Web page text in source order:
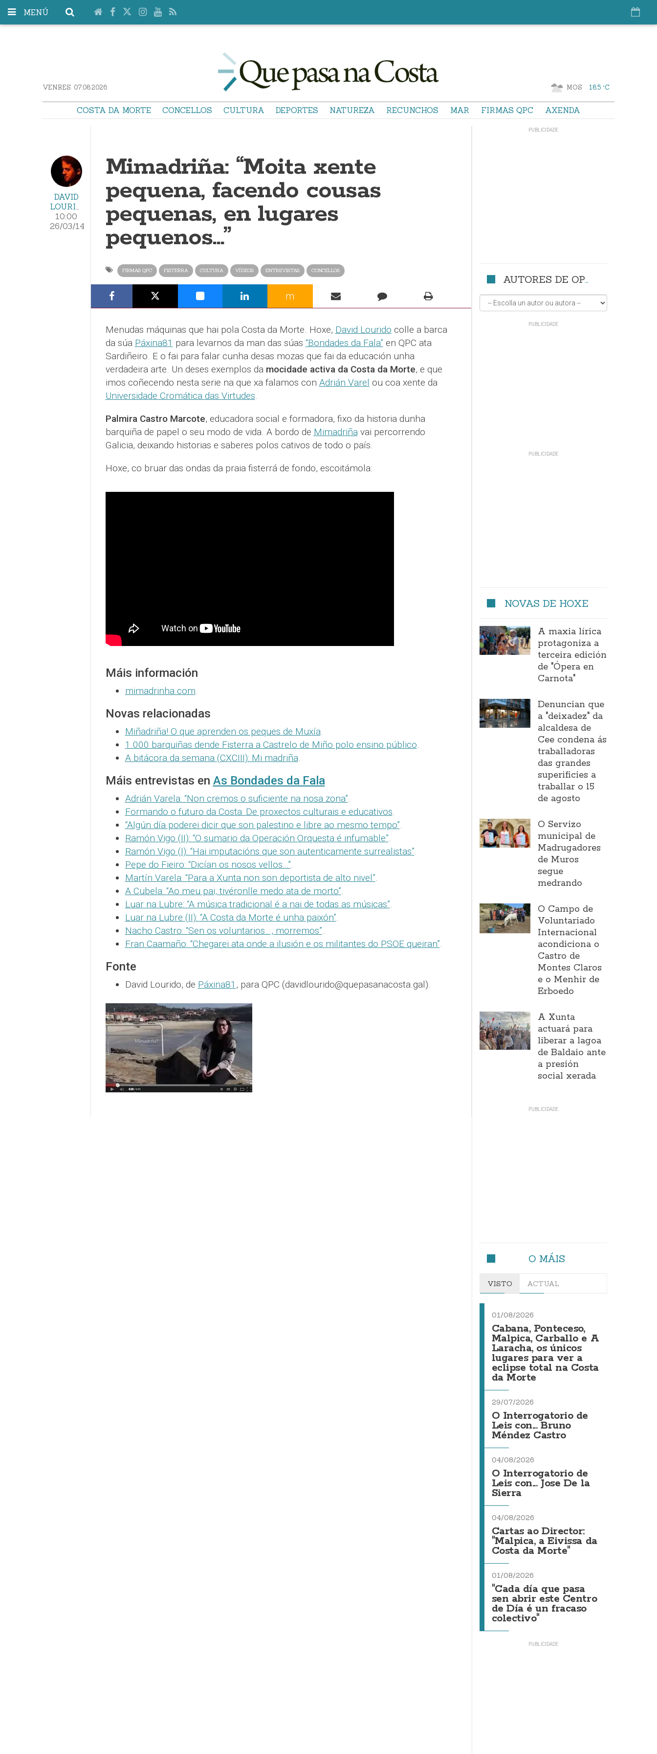
MENÚ
VENRES. 07.08.2026 MOS 18.5 °C
COSTA DA MORTE CONCELLOS CULTURA DEPORTES NATUREZA RECUNCHOS MAR FIRMAS QPC AXENDA
DAVID
LOURIDO
10:00
26/03/14
Mimadriña: “Moita xente
pequena, facendo cousas
pequenas, en lugares
pequenos…”
FIRMAS QPC FISTERRA CULTURA VÍDEOS ENTREVISTAS CONCELLOS
m
Menudas máquinas que hai pola Costa da Morte. Hoxe, David Lourido colle a barca
da súa Páxina81 para levarnos da man das súas “Bondades da Fala” en QPC ata
Sardiñeiro. E o fai para falar cunha desas mozas que fai da educación unha
verdadeira arte. Un deses exemplos da mocidade activa da Costa da Morte, e que
imos coñecendo nesta serie na que xa falamos con Adrián Varel ou coa xente da
Universidade Cromática das Virtudes.
Palmira Castro Marcote, educadora social e formadora, fixo da historia dunha
barquiña de papel o seu modo de vida. A bordo de Mimadriñavai percorrendo
Galicia, deixando historias e saberes polos cativos de todo o país.
Hoxe, co bruar das ondas da praia fisterrá de fondo, escoitámola:
Máis información
mimadrinha.com.
Novas relacionadas
Miñadriña! O que aprenden os peques de Muxía.
1.000 barquiñas dende Fisterra a Castrelo de Miño polo ensino público.
A bitácora da semana (CXCIII): Mi madriña.
Máis entrevistas en As Bondades da Fala
Adrián Varela: “Non cremos o suficiente na nosa zona”.
Formando o futuro da Costa: De proxectos culturais e educativos.
“Algún día poderei dicir que son palestino e libre ao mesmo tempo”.
Ramón Vigo (II): “O sumario da Operación Orquesta é infumable”.
Ramón Vigo (I): “Hai imputacións que son autenticamente surrealistas”.
Pepe do Fieiro: “Dicían os nosos vellos…”.
Martín Varela: “Para a Xunta non son deportista de alto nivel”.
A Cubela: “Ao meu pai, tivéronlle medo ata de morto”.
Luar na Lubre: “A música tradicional é a nai de todas as músicas”.
Luar na Lubre (II): “A Costa da Morte é unha paixón”.
Nacho Castro: “Sen os voluntarios…, morremos”.
Fran Caamaño: “Chegarei ata onde a ilusión e os militantes do PSOE queiran”.
Fonte
David Lourido, de Páxina81 , para QPC (davidlourido@quepasanacosta.gal).
AUTORES DE OPINIÓN
NOVAS DE HOXE
A maxia lírica
protagoniza a
terceira edición
de "Ópera en
Carnota"
Denuncian que
a "deixadez" da
alcaldesa de
Cee condena ás
traballadoras
das grandes
superificies a
traballar o 15
de agosto
O Servizo
municipal de
Madrugadores
de Muros
segue
medrando
O Campo de
Voluntariado
Internacional
acondiciona o
Castro de
Montes Claros
e o Menhir de
Erboedo
A Xunta
actuará para
liberar a lagoa
de Baldaio ante
a presión
social xerada
O MÁIS
VISTO ACTUAL
01/08/2026
Cabana, Ponteceso,
Malpica, Carballo e A
Laracha, os únicos
lugares para ver a
eclipse total na Costa
da Morte
29/07/2026
O Interrogatorio de
Leis con... Bruno
Méndez Castro
04/08/2026
O Interrogatorio de
Leis con... Jose De la
Sierra
04/08/2026
Cartas ao Director:
"Malpica, a Eivissa da
Costa da Morte"
01/08/2026
"Cada día que pasa
sen abrir este Centro
de Día é un fracaso
colectivo"